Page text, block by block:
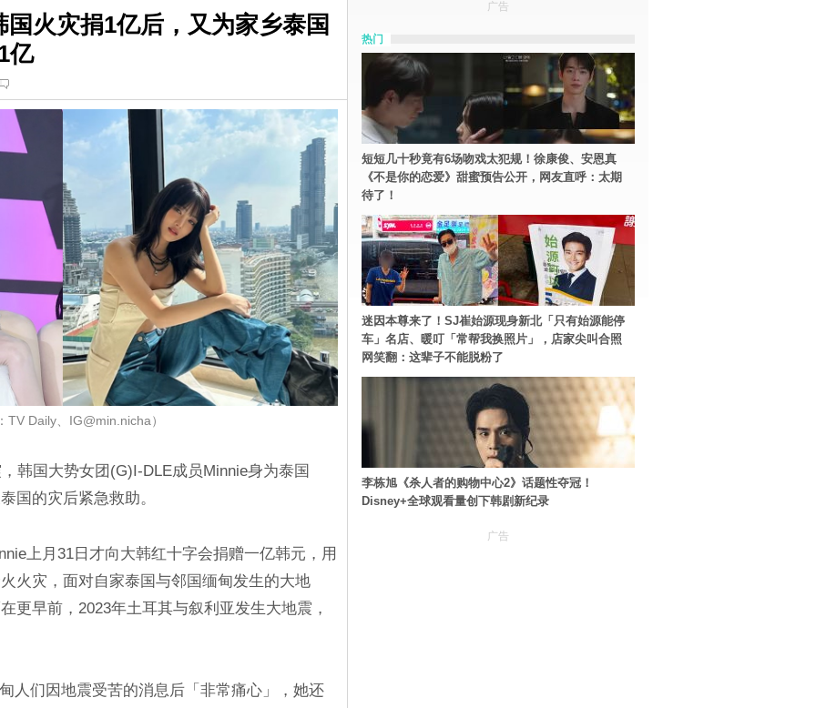
火灾捐1亿后，又为家乡泰国
亿
TV Daily、IG@min.nicha）
韩国大势女团(G)I-DLE成员Minnie身为泰国
国的灾后紧急救助。
上月31日才向大韩红十字会捐赠一亿韩元，用
火灾，面对自家泰国与邻国缅甸发生的大地
更早前，2023年土耳其与叙利亚发生大地震，
人们因地震受苦的消息后「非常痛心」，她还
广告
热门
短短几十秒竟有6场吻戏太犯规！徐康俊、安恩真
《不是你的恋爱》甜蜜预告公开，网友直呼：太期
待了！
迷因本尊来了！SJ崔始源现身新北「只有始源能停
车」名店、暖叮「常帮我换照片」，店家尖叫合照
网笑翻：这辈子不能脱粉了
李栋旭《杀人者的购物中心2》话题性夺冠！
Disney+全球观看量创下韩剧新纪录
广告